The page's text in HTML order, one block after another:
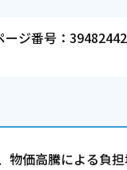
ージ番号：39482442
物価高騰による負